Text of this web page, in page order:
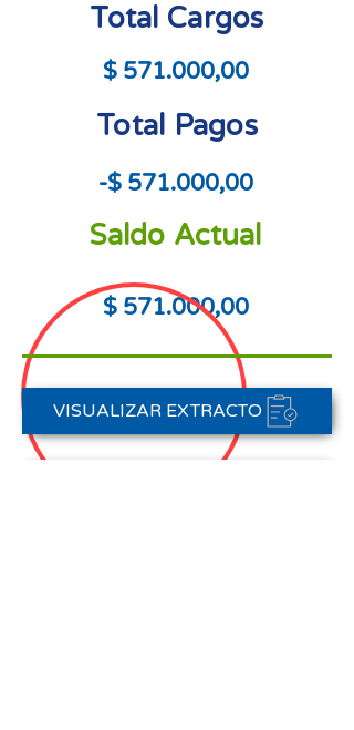
Total Cargos
$ 571.000,00
Total Pagos
-$ 571.000,00
Saldo Actual
$ 571.000,00
VISUALIZAR EXTRACTO